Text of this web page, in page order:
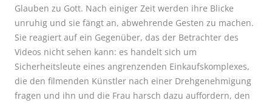
Glauben zu Gott. Nach einiger Zeit werden ihre Blicke
unruhig und sie fängt an, abwehrende Gesten zu machen.
Sie reagiert auf ein Gegenüber, das der Betrachter des
Videos nicht sehen kann: es handelt sich um
Sicherheitsleute eines angrenzenden Einkaufskomplexes,
die den filmenden Künstler nach einer Drehgenehmigung
fragen und ihn und die Frau harsch dazu auffordern, den